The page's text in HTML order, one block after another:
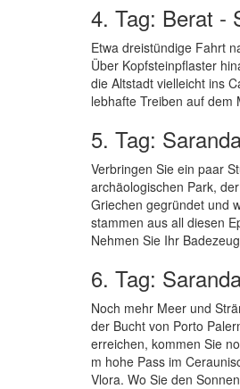
4. Tag: Berat -
Etwa dreistündige Fahrt
Über Kopfsteinpflaster
die Altstadt vielleicht ins
lebhafte Treiben auf dem
5. Tag:
Verbringen Sie ein paar
archäologischen Park,
Griechen gegründet und
stammen aus all diesen
Nehmen Sie Ihr
6. Tag:
Noch mehr Meer und
der Bucht von Porto
erreichen, kommen Sie
m hohe Pass im
Vlora. Wo Sie den